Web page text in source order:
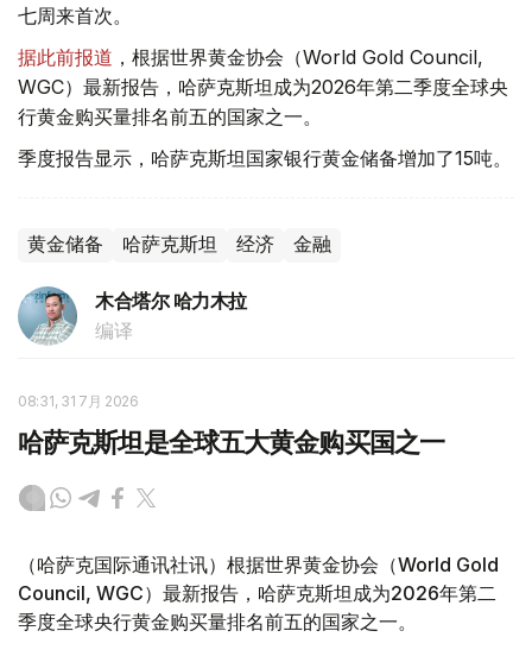
七周来首次。
据此前报道 ，根据世界黄金协会（World Gold Council,
WGC）最新报告，哈萨克斯坦成为2026年第二季度全球央
行黄金购买量排名前五的国家之一。
季度报告显示，哈萨克斯坦国家银行黄金储备增加了15吨。
黄金储备 哈萨克斯坦 经济 金融
木合塔尔 哈力木拉
编译
08:31, 31 7月 2026
哈萨克斯坦是全球五大黄金购买国之一
（哈萨克国际通讯社讯）根据世界黄金协会（World Gold
Council, WGC）最新报告，哈萨克斯坦成为2026年第二
季度全球央行黄金购买量排名前五的国家之一。